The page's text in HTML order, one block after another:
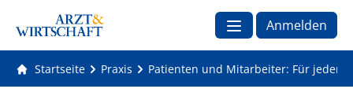
Anmelden
Startseite Praxis Patienten und Mitarbeiter: Für jeden